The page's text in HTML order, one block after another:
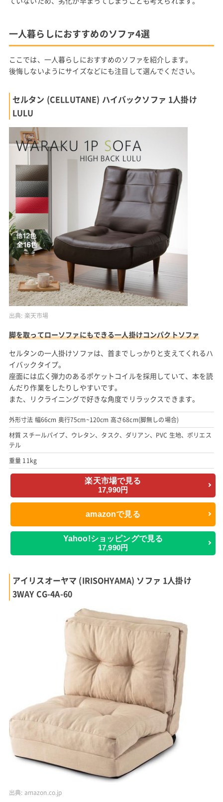
一人暮らしにおすすめのソファ4選
ここでは、一人暮らしにおすすめのソファを紹介します。
後悔しないようにサイズなどにも注目して選んでください。
セルタン (CELLUTANE) ハイバックソファ 1人掛け
LULU
出典: 楽天市場
脚を取ってローソファにもできる一人掛けコンパクトソファ
セルタンの一人掛けソファは、首までしっかりと支えてくれるハ
イバックタイプ。
座面には広く弾力のあるポケットコイルを採用していて、本を読
んだり作業をしたりしやすいです。
また、リクライニングで好きな角度でリラックスできます。
外形寸法 幅66cm 奥行75cm~120cm 高さ68cm(脚無しの場合)
材質 スチールパイプ、ウレタン、タスク、ダリアン、PVC 生地、ポリエス
テル
重量 11kg
楽天市場で見る
17,990円
amazonで見る
Yahoo!ショッピングで見る
17,990円
アイリスオーヤマ (IRISOHYAMA) ソファ 1人掛け
3WAY CG-4A-60
出典: amazon.co.jp